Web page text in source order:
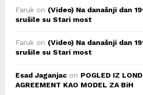
Faruk on (Video) Na današnji dan
srušile su Stari most
Faruk on (Video) Na današnji dan
srušile su Stari most
Esad Jaganjac on POGLED IZ
AGREEMENT KAO MODEL ZA BiH